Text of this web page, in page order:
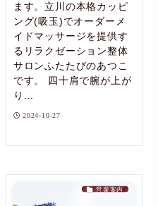
ます。立川の本格カッピ
ング(吸玉)でオーダーメ
イドマッサージを提供す
るリラクゼーション整体
サロンふたたびのあつこ
です。 四十肩で腕が上が
り...
2024-10-27
営業案内